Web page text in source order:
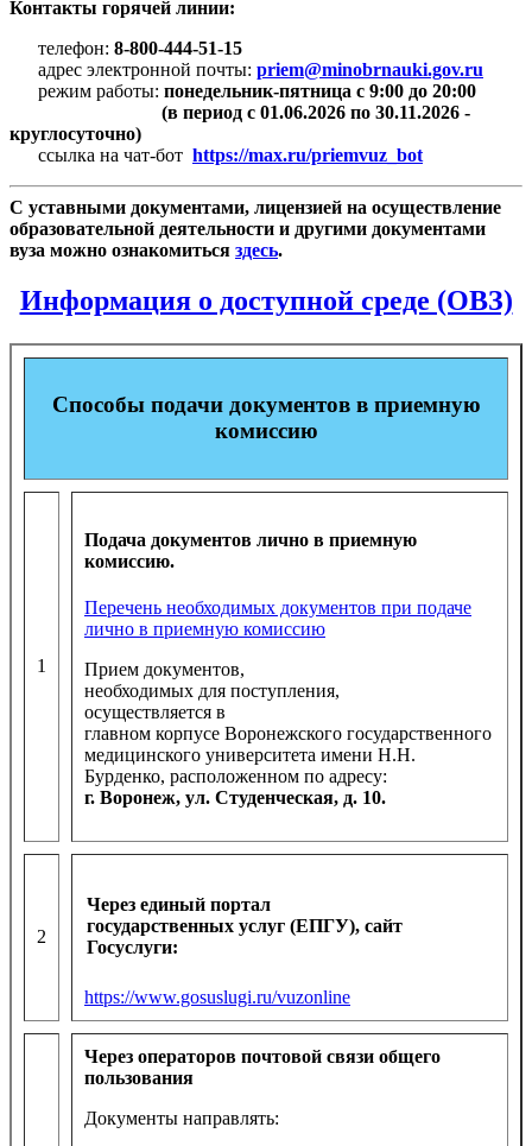
Контакты горячей линии:
телефон: 8-800-444-51-15
адрес электронной почты: priem@minobrnauki.gov.ru
режим работы: понедельник-пятница с 9:00 до 20:00
(в период с 01.06.2026 по 30.11.2026 -
круглосуточно)
ссылка на чат-бот https://max.ru/priemvuz_bot
С уставными документами, лицензией на осуществление
образовательной деятельности и другими документами
вуза можно ознакомиться здесь.
Информация о доступной среде (ОВЗ)
Способы подачи документов в приемную
комиссию
1
Подача документов лично в приемную
комиссию.
Перечень необходимых документов при подаче
лично в приемную комиссию
Прием документов,
необходимых для поступления,
осуществляется в
главном корпусе Воронежского государственного
медицинского университета имени Н.Н.
Бурденко, расположенном по адресу:
г. Воронеж, ул. Студенческая, д. 10.
2
Через единый портал
государственных услуг (ЕПГУ), сайт
Госуслуги:
https://www.gosuslugi.ru/vuzonline
Через операторов почтовой связи общего
пользования
Документы направлять: